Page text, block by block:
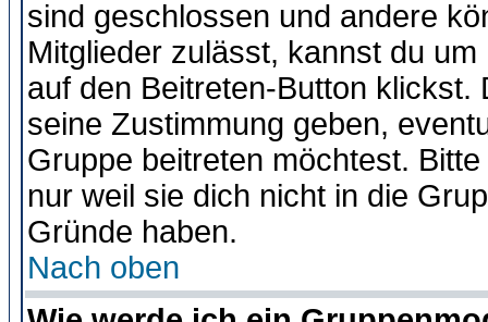
sind geschlossen und andere
Mitglieder zulässt, kannst du
auf den Beitreten-Button
seine Zustimmung geben,
Gruppe beitreten möchtest.
nur weil sie dich nicht in die
Gründe haben.
Nach oben